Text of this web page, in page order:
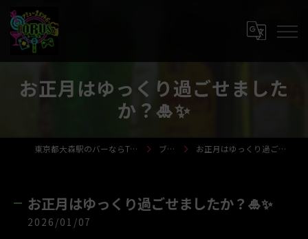
お正月はゆっくり過ごせました
か？🎍✨
東京都大森駅のバーならTORUS-トーラス- ブログ お正月はゆっくり過ごせましたか？🎍✨
お正月はゆっくり過ごせましたか？🎍✨
2026/01/07